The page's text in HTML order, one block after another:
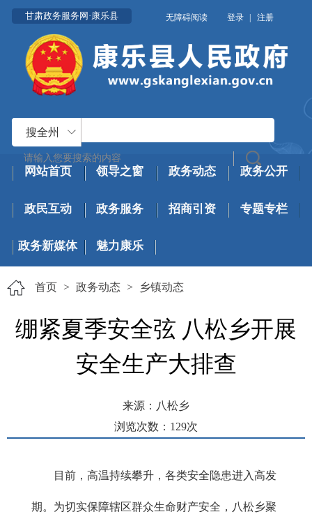
甘肃政务服务网·康乐县 无障碍阅读 登录 | 注册
搜全州
网站首页 领导之窗 政务动态 政务公开
政民互动 政务服务 招商引资 专题专栏
政务新媒体 魅力康乐
首页 > 政务动态 > 乡镇动态
绷紧夏季安全弦 八松乡开展
安全生产大排查
来源：八松乡
浏览次数： 129次
目前，高温持续攀升，各类安全隐患进入高发
期。为切实保障辖区群众生命财产安全，八松乡聚